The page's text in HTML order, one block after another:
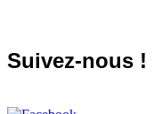
Suivez-nous !